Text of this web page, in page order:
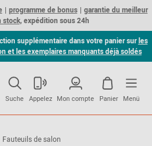
programme de bonus
garantie du meilleur
stock,expédition sous 24h
supplémentaire dans votre panier surles
et les exemplaires manquants déjà soldés
Suche Appelez Mon compte Panier Menü
Fauteuils de salon